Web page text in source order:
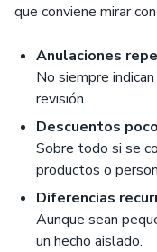
que conviene mirar
Anulaciones
No siempre
revisión.
Descuentos
Sobre todo si se
productos o
Diferencias
Aunque sean
un hecho aislado.